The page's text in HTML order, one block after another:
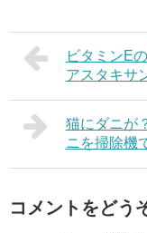
ビタミンE
アスタキサ
猫にダニが
ニを掃除機
コメントをどう